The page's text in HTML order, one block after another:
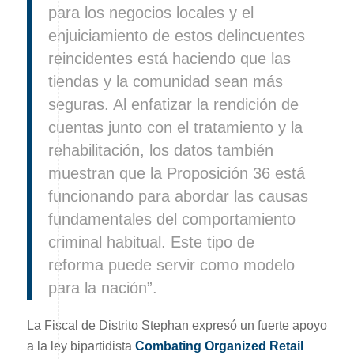
para los negocios locales y el
enjuiciamiento de estos delincuentes
reincidentes está haciendo que las
tiendas y la comunidad sean más
seguras. Al enfatizar la rendición de
cuentas junto con el tratamiento y la
rehabilitación, los datos también
muestran que la Proposición 36 está
funcionando para abordar las causas
fundamentales del comportamiento
criminal habitual. Este tipo de
reforma puede servir como modelo
para la nación”.
La Fiscal de Distrito Stephan expresó un fuerte apoyo
a la ley bipartidista Combating Organized Retail